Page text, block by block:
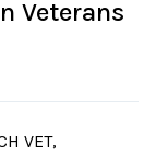
Veterans
VET,